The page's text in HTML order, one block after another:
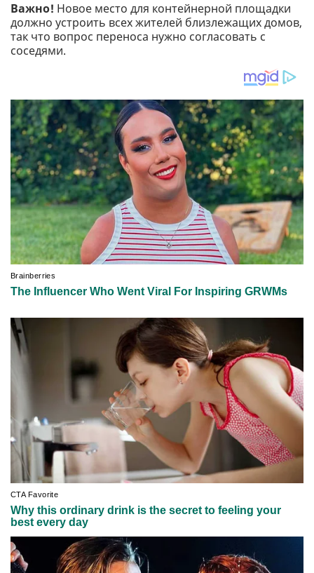
Важно! Новое место для контейнерной площадки
должно устроить всех жителей близлежащих домов,
так что вопрос переноса нужно согласовать с
соседями.